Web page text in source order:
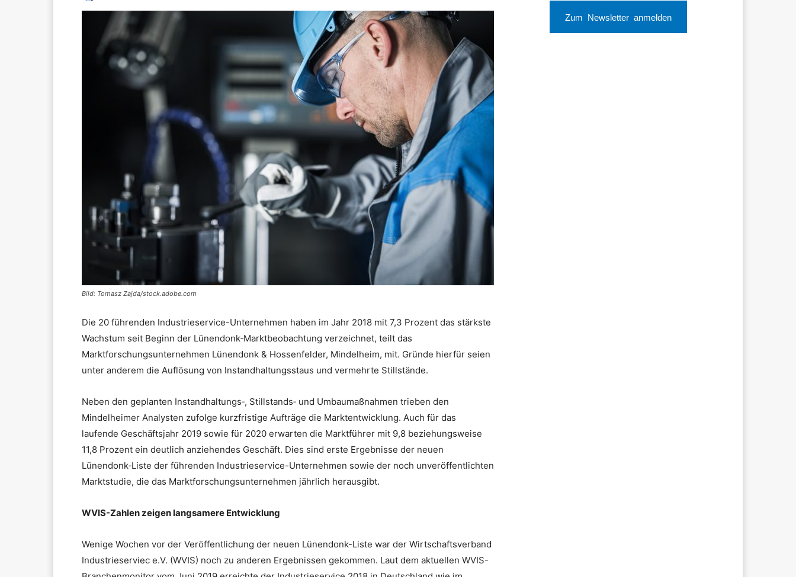
Bild: Tomasz Zajda/stock.adobe.com
Die 20 führenden Industrieservice-Unternehmen haben im Jahr 2018 mit 7,3 Prozent das stärkste
Wachstum seit Beginn der Lünendonk‐Marktbeobachtung verzeichnet, teilt das
Marktforschungsunternehmen Lünendonk & Hossenfelder, Mindelheim, mit. Gründe hierfür seien
unter anderem die Auflösung von Instandhaltungsstaus und vermehrte Stillstände.
Neben den geplanten Instandhaltungs‐, Stillstands‐ und Umbaumaßnahmen trieben den
Mindelheimer Analysten zufolge kurzfristige Aufträge die Marktentwicklung. Auch für das
laufende Geschäftsjahr 2019 sowie für 2020 erwarten die Marktführer mit 9,8 beziehungsweise
11,8 Prozent ein deutlich anziehendes Geschäft. Dies sind erste Ergebnisse der neuen
Lünendonk‐Liste der führenden Industrieservice-Unternehmen sowie der noch unveröffentlichten
Marktstudie, die das Marktforschungsunternehmen jährlich herausgibt.
WVIS-Zahlen zeigen langsamere Entwicklung
Wenige Wochen vor der Veröffentlichung der neuen Lünendonk-Liste war der Wirtschaftsverband
Industrieserviec e.V. (WVIS) noch zu anderen Ergebnissen gekommen. Laut dem aktuellen WVIS-
Zum Newsletter anmelden